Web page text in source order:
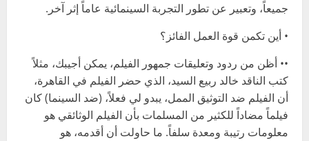
جميعاً، وتعبير عن تطور التجربة السينمائية عاماً إثر آخر.
• أين تكمن قوة العمل الفائز؟
•• أظن من ردود وتعليقات جمهور الفيلم، يمكن أجيبك، مثلاً
كتب الناقد خالد ربيع السيد، الذي حضر الفيلم في القاهرة،
أن الفيلم ضد التوثيق الممل، يبدو لي فعلاً، (ضد السينما) كان
فيلماً مضاداً للكثير من المسلمات بأن الفيلم الوثائقي هو
معلومات رتيبة ومعدة سلفاً. ما حاولت أن أقدمه، هو